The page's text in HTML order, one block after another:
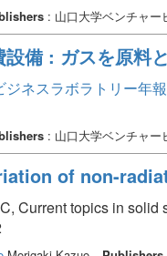
: 山口大学ベンチャー
備 : ガスを原料
ネスラボラトリー年
: 山口大学ベンチャー
of non-
Current topics in